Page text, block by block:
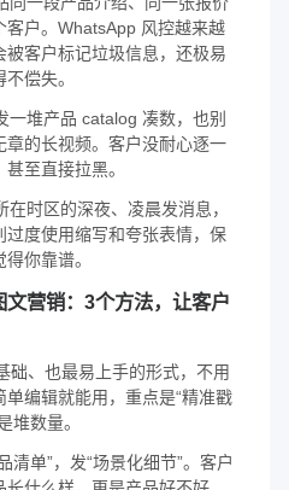
户。WhatsApp 风控越来越
客户标记垃圾信息，还极易
偿失。
一堆产品 catalog 凑数，也别
章的长视频。客户没耐心逐一
至直接拉黑。
在时区的深夜、凌晨发消息，
过度使用缩写和夸张表情，保
你靠谱。
营销：3个方法，让客户
础、也最易上手的形式，不用
编辑就能用，重点是“精准戳
堆数量。
清单”，发“场景化细节”。客户